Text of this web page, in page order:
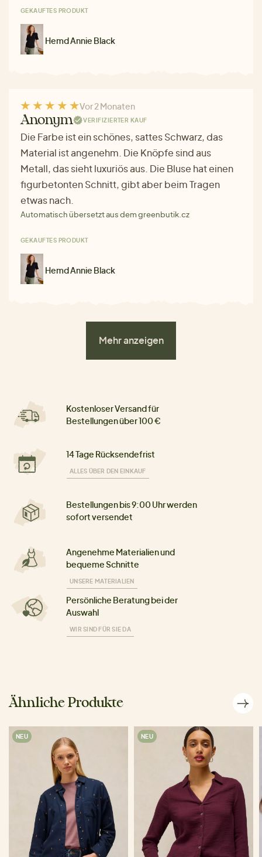
GEKAUFTES PRODUKT
Hemd Annie Black
Vor 2 Monaten
Anonym VERIFIZIERTER KAUF
Die Farbe ist ein schönes, sattes Schwarz, das
Material ist angenehm. Die Knöpfe sind aus
Metall, das sieht luxuriös aus. Die Bluse hat einen
figurbetonten Schnitt, gibt aber beim Tragen
etwas nach.
Automatisch übersetzt aus dem greenbutik.cz
GEKAUFTES PRODUKT
Hemd Annie Black
Mehr anzeigen
Kostenloser Versand für
Bestellungen über 100 €
14 Tage Rücksendefrist
ALLES ÜBER DEN EINKAUF
Bestellungen bis 9:00 Uhr werden
sofort versendet
Angenehme Materialien und
bequeme Schnitte
UNSERE MATERIALIEN
Persönliche Beratung bei der
Auswahl
WIR SIND FÜR SIE DA
Ähnliche Produkte
NEU NEU